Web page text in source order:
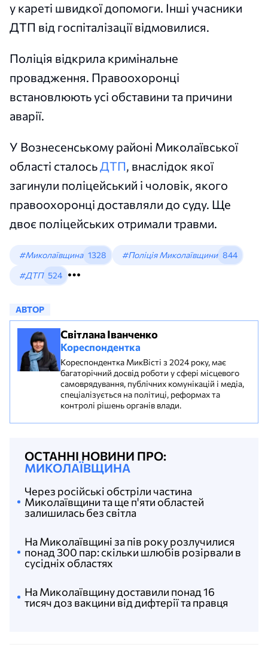
у кареті швидкої допомоги. Інші учасники
ДТП від госпіталізації відмовилися.
Поліція відкрила кримінальне
провадження. Правоохоронці
встановлюють усі обставини та причини
аварії.
У Вознесенському районі Миколаївської
області сталосьДТП, внаслідок якої
загинули поліцейський і чоловік, якого
правоохоронці доставляли до суду. Ще
двоє поліцейських отримали травми.
#Миколаївщина 1328 #Поліція Миколаївщини 844
#ДТП 524
АВТОР
Світлана Іванченко
Кореспондентка
Кореспондентка МикВісті з 2024 року, має
багаторічний досвід роботи у сфері місцевого
самоврядування, публічних комунікацій і медіа,
спеціалізується на політиці, реформах та
контролі рішень органів влади.
ОСТАННІ НОВИНИ ПРО:
МИКОЛАЇВЩИНА
На Миколаївщину доставили понад 16
тисяч доз вакцини від дифтерії та правця
На Миколаївщині за пів року розлучилися
понад 300 пар: скільки шлюбів розірвали в
сусідніх областях
Через російські обстріли частина
Миколаївщини та ще п'яти областей
залишилась без світла